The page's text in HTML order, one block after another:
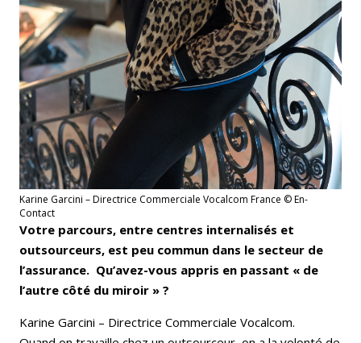
Karine Garcini – Directrice Commerciale Vocalcom France © En-
Contact
Votre parcours, entre centres internalisés et
outsourceurs, est peu commun dans le secteur de
l’assurance. Qu’avez-vous appris en passant « de
l’autre côté du miroir » ?
Karine Garcini – Directrice Commerciale Vocalcom.